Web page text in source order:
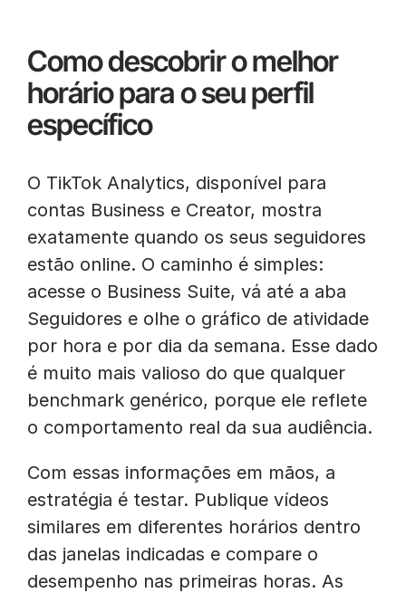
Como descobrir o melhor
horário para o seu perfil
específico
O TikTok Analytics, disponível para
contas Business e Creator, mostra
exatamente quando os seus seguidores
estão online. O caminho é simples:
acesse o Business Suite, vá até a aba
Seguidores e olhe o gráfico de atividade
por hora e por dia da semana. Esse dado
é muito mais valioso do que qualquer
benchmark genérico, porque ele reflete
o comportamento real da sua audiência.
Com essas informações em mãos, a
estratégia é testar. Publique vídeos
similares em diferentes horários dentro
das janelas indicadas e compare o
desempenho nas primeiras horas. As